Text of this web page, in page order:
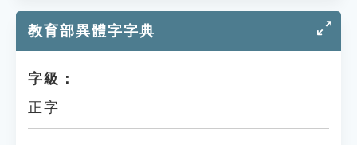
教育部異體字字典
字級：
正字